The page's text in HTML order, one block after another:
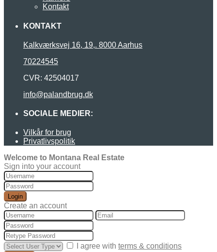
Kontakt
KONTAKT
Kalkværksvej 16, 19,. 8000 Aarhus
70224545
CVR: 42504017
info@palandbrug.dk
SOCIALE MEDIER:
Vilkår for brug
Privatlivspolitik
Welcome to Montana Real Estate
Sign into your account
Login
Create an account
I agree with terms & conditions